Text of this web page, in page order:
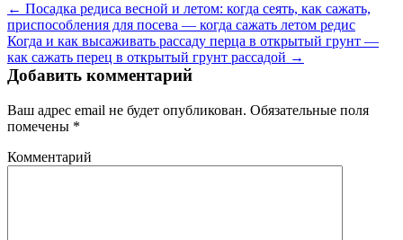
← Посадка редиса весной и летом: когда сеять, как сажать,
приспособления для посева — когда сажать летом редис
Когда и как высаживать рассаду перца в открытый грунт —
как сажать перец в открытый грунт рассадой →
Добавить комментарий
Ваш адрес email не будет опубликован. Обязательные поля
помечены *
Комментарий